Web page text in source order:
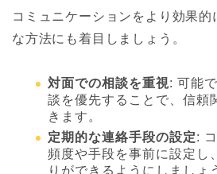
コミュニケーションをより効果的
な方法にも着目しましょう。
対面での相談を重視: 可能
談を優先することで、信頼
きます。
定期的な連絡手段の設定:
頻度や手段を事前に設定し
りができるようにしましょ